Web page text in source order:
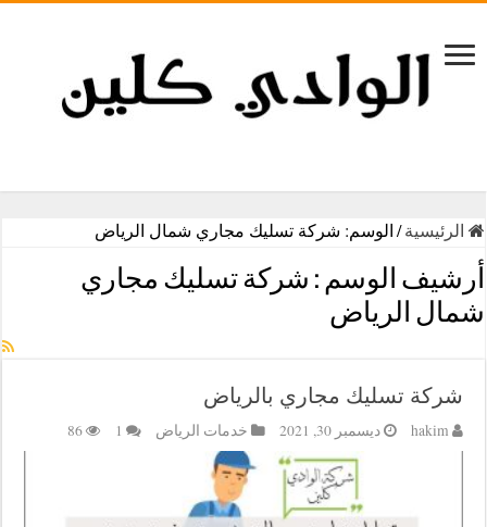
الرئيسية/ الوسم: شركة تسليك مجاري شمال الرياض
أرشيف الوسم : شركة تسليك مجاري
شمال الرياض
شركة تسليك مجاري بالرياض
hakim ديسمبر 30, 2021 خدمات الرياض 1
86